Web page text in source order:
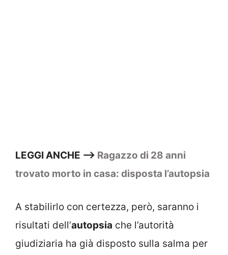
LEGGI ANCHE —> Ragazzo di 28 anni
trovato morto in casa: disposta l’autopsia
A stabilirlo con certezza, però, saranno i
risultati dell’autopsia che l’autorità
giudiziaria ha già disposto sulla salma per